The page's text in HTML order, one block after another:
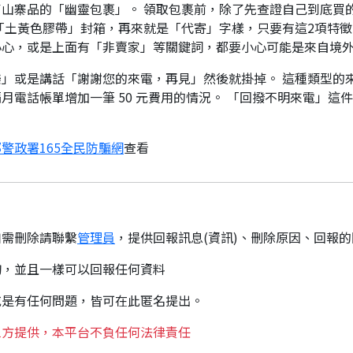
寨品的「幽靈包裹」。 領取包裹前，除了先查證自己到底
黃色膠帶」封箱，再來就是「代寄」字樣，只要有這2項特
，或是上面有「非賣家」等關鍵詞，都要小心可能是來自境
或是講話「謝謝您的來電，再見」然後就掛掉。 這種類型
電話帳單增加一筆 50 元費用的情況。 「回撥不明來電」這
政署165全民防騙網查看
刪除請聯繫管理員 ，提供回報訊息(資訊)、刪除原因、回報
並且一樣可以回報任何資料
有任何問題，皆可在此匿名提出。
提供，本平台不負任何法律責任